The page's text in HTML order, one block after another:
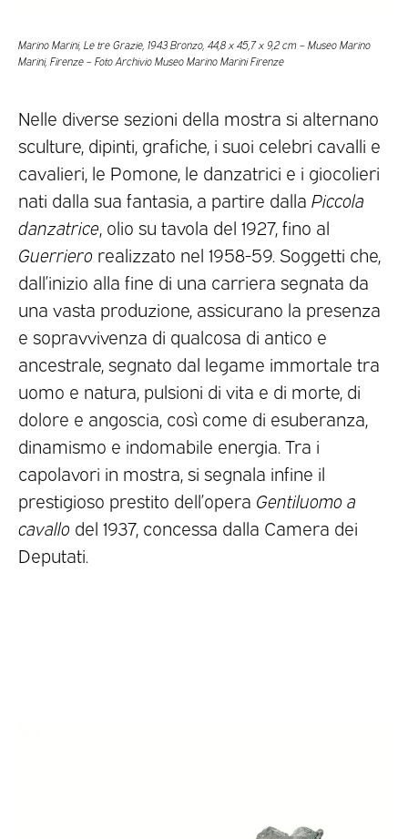
Marino Marini, Le tre Grazie, 1943 Bronzo, 44,8 x 45,7 x 9,2 cm – Museo Marino
Marini, Firenze – Foto Archivio Museo Marino Marini Firenze
Nelle diverse sezioni della mostra si alternano
sculture, dipinti, grafiche, i suoi celebri cavalli e
cavalieri, le Pomone, le danzatrici e i giocolieri
nati dalla sua fantasia, a partire dalla Piccola
danzatrice , olio su tavola del 1927, fino al
Guerriero realizzato nel 1958-59. Soggetti che,
dall’inizio alla fine di una carriera segnata da
una vasta produzione, assicurano la presenza
e sopravvivenza di qualcosa di antico e
ancestrale, segnato dal legame immortale tra
uomo e natura, pulsioni di vita e di morte, di
dolore e angoscia, così come di esuberanza,
dinamismo e indomabile energia. Tra i
capolavori in mostra, si segnala infine il
prestigioso prestito dell’opera Gentiluomo a
cavallo del 1937, concessa dalla Camera dei
Deputati.